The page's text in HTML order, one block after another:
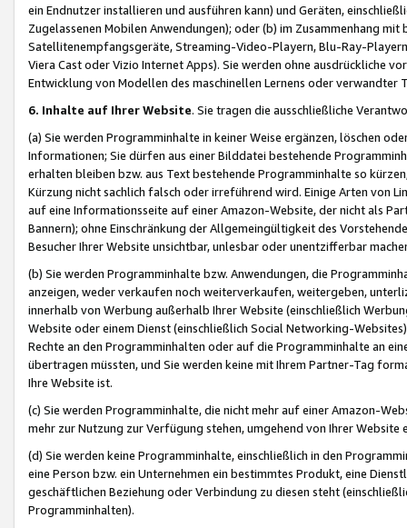
ein Endnutzer installieren und ausführen kann) und Geräten,
Zugelassenen Mobilen Anwendungen); oder (b) im Zusammenhang
Satellitenempfangsgeräte, Streaming-Video-Playern, Blu-Ray-
Viera Cast oder Vizio Internet Apps). Sie werden ohne ausdrückliche
Entwicklung von Modellen des maschinellen Lernens oder
6. Inhalte auf Ihrer Website. Sie tragen die ausschließliche
(a) Sie werden Programminhalte in keiner Weise ergänzen, löschen
Informationen; Sie dürfen aus einer Bilddatei bestehende
erhalten bleiben bzw. aus Text bestehende Programminhalte so
Kürzung nicht sachlich falsch oder irreführend wird. Einige Arten von
auf eine Informationsseite auf einer Amazon-Website, der nicht als
Bannern); ohne Einschränkung der Allgemeingültigkeit des
Besucher Ihrer Website unsichtbar, unlesbar oder unentzifferbar
(b) Sie werden Programminhalte bzw. Anwendungen, die
anzeigen, weder verkaufen noch weiterverkaufen, weitergeben,
innerhalb von Werbung außerhalb Ihrer Website (einschließlich
Website oder einem Dienst (einschließlich Social Networking-
Rechte an den Programminhalten oder auf die Programminhalte an
übertragen müssten, und Sie werden keine mit Ihrem Partner-Tag
Ihre Website ist.
(c) Sie werden Programminhalte, die nicht mehr auf einer Amazon-
mehr zur Nutzung zur Verfügung stehen, umgehend von Ihrer
(d) Sie werden keine Programminhalte, einschließlich in den
eine Person bzw. ein Unternehmen ein bestimmtes Produkt, eine
geschäftlichen Beziehung oder Verbindung zu diesen steht
Programminhalten).